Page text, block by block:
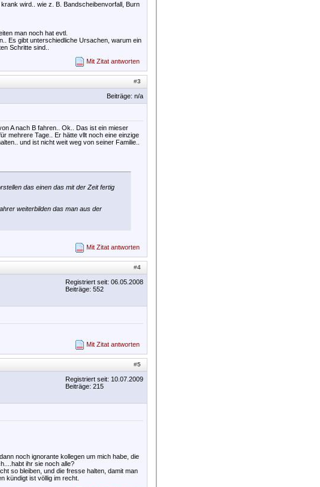
wird.. wie z. B. Bandscheibenvorfall, Burn
man noch hat evtl.
Es gibt unterschiedliche Ursachen, warum ein
Schritte sind..
Mit Zitat antworten
#3
Beiträge: n/a
A nach B fahren.. Ok.. Das ist ein mieser
mehrere Tage.. Er hätte vllt noch eine einzige
und ist nicht weit weg von seiner Familie..
das einen das mit der Zeit fertig
weiterbilden das man aus der
Mit Zitat antworten
#4
Registriert seit: 06.05.2008
Beiträge: 552
Mit Zitat antworten
#5
Registriert seit: 10.07.2009
Beiträge: 215
noch ignorante kollegen um mich habe, die
ihr sie noch alle?
so bleiben, und die fresse halten, damit man
kündigt ist völlig im recht.